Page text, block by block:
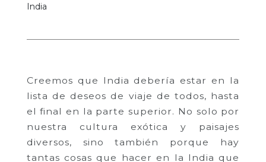
India
Creemos que India debería estar en la
lista de deseos de viaje de todos, hasta
el final en la parte superior. No solo por
nuestra cultura exótica y paisajes
diversos, sino también porque hay
tantas cosas que hacer en la India que